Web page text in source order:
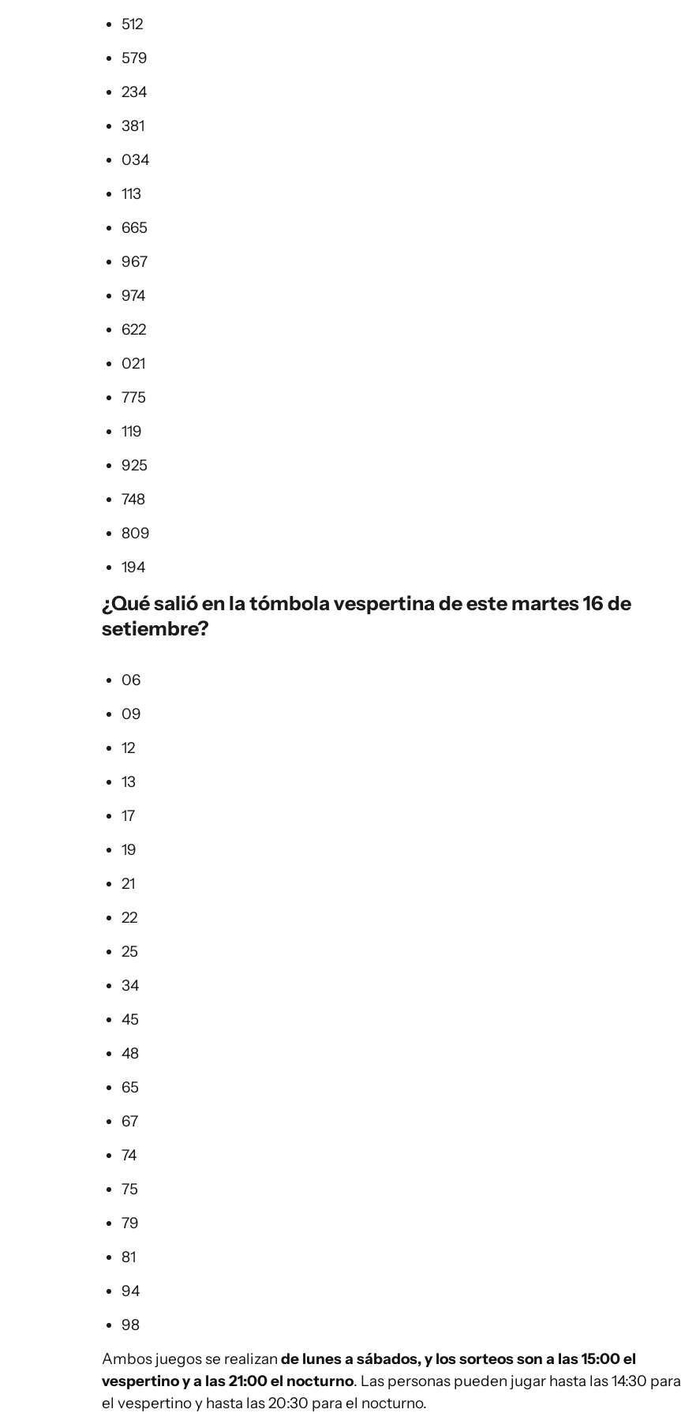
512
579
234
381
034
113
665
967
974
622
021
775
119
925
748
809
194
¿Qué salió en la tómbola vespertina de este martes 16 de
setiembre?
06
09
12
13
17
19
21
22
25
34
45
48
65
67
74
75
79
81
94
98
Ambos juegos se realizan de lunes a sábados, y los sorteos son a las 15:00 el
vespertino y a las 21:00 el nocturno. Las personas pueden jugar hasta las 14:30 para
el vespertino y hasta las 20:30 para el nocturno.